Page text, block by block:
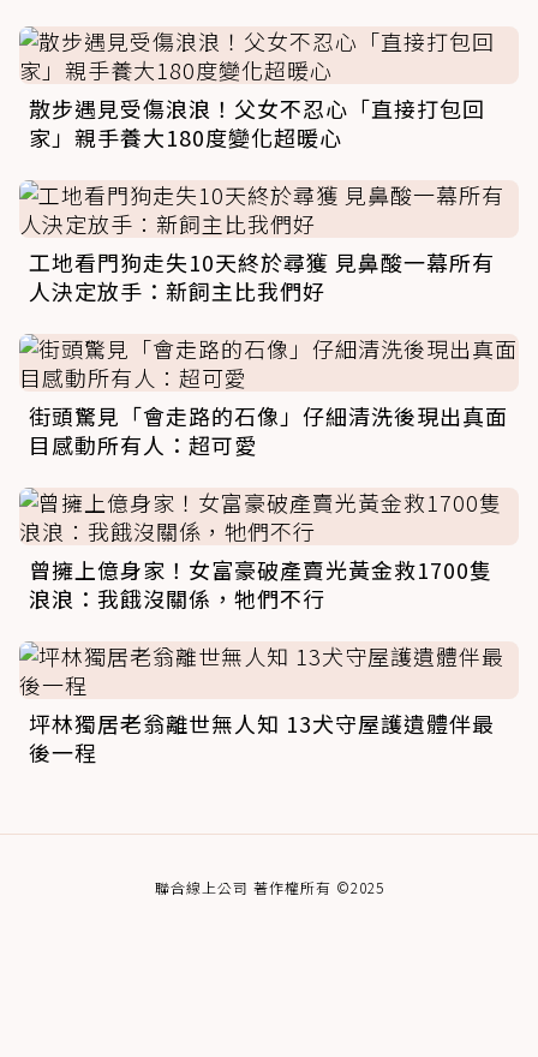
散步遇見受傷浪浪！父女不忍心「直接打包回
家」親手養大180度變化超暖心
工地看門狗走失10天終於尋獲 見鼻酸一幕所有
人決定放手：新飼主比我們好
街頭驚見「會走路的石像」仔細清洗後現出真面
目感動所有人：超可愛
曾擁上億身家！女富豪破產賣光黃金救1700隻
浪浪：我餓沒關係，牠們不行
坪林獨居老翁離世無人知 13犬守屋護遺體伴最
後一程
聯合線上公司 著作權所有 ©2025